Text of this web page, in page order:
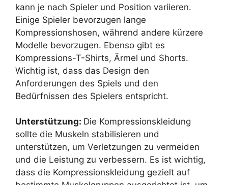
kann je nach Spieler und Position variieren.
Einige Spieler bevorzugen lange
Kompressionshosen, während andere kürzere
Modelle bevorzugen. Ebenso gibt es
Kompressions-T-Shirts, Ärmel und Shorts.
Wichtig ist, dass das Design den
Anforderungen des Spiels und den
Bedürfnissen des Spielers entspricht.
Unterstützung: Die Kompressionskleidung
sollte die Muskeln stabilisieren und
unterstützen, um Verletzungen zu vermeiden
und die Leistung zu verbessern. Es ist wichtig,
dass die Kompressionskleidung gezielt auf